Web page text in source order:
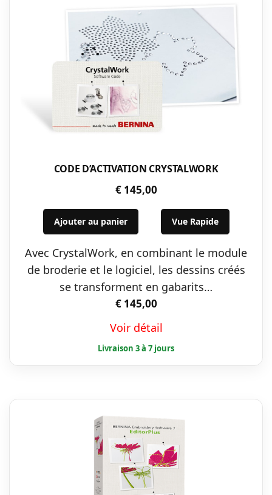
CODE D’ACTIVATION CRYSTALWORK
€145,00
Ajouter au panier Vue Rapide
Avec CrystalWork, en combinant le module
de broderie et le logiciel, les dessins créés
se transforment en gabarits…
€145,00
Voir détail